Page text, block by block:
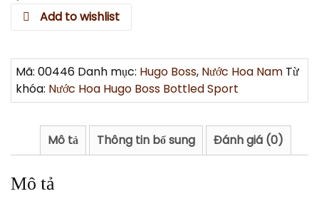
Add to wishlist
Mã: 00446 Danh mục: Hugo Boss, Nước Hoa Nam Từ
khóa: Nước Hoa Hugo Boss Bottled Sport
Mô tả Thông tin bổ sung Đánh giá (0)
Mô tả